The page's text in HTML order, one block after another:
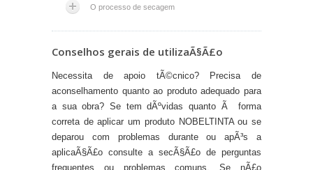
O processo de secagem
Conselhos gerais de utilizaÃ§Ã£o
Necessita de apoio tÃ©cnico? Precisa de
aconselhamento quanto ao produto adequado para
a sua obra? Se tem dÃºvidas quanto Ã forma
correta de aplicar um produto NOBELTINTA ou se
deparou com problemas durante ou apÃ³s a
aplicaÃ§Ã£o consulte a secÃ§Ã£o de perguntas
frequentes ou problemas comuns. Se nÃ£o